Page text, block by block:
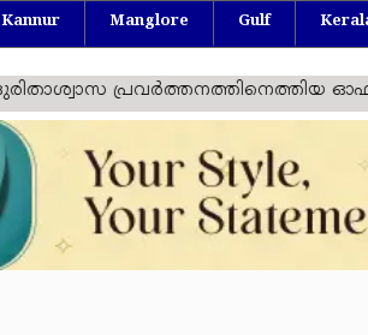
Kannur Manglore Gulf